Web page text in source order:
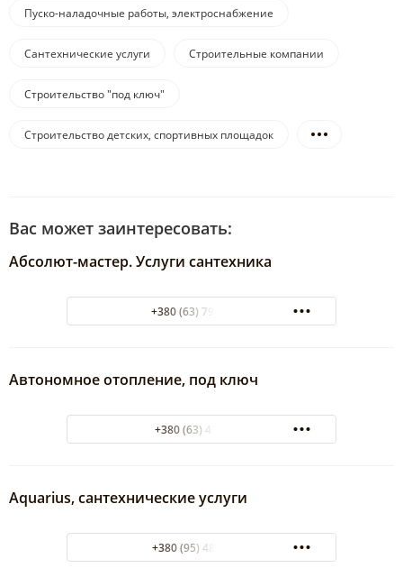
Пуско-наладочные работы, электроснабжение
Сантехнические услуги Строительные компании
Строительство "под ключ"
Строительство детских, спортивных площадок
Вас может заинтересовать:
Абсолют-мастер. Услуги сантехника
+380 (63) 796-03-16
Автономное отопление, под ключ
+380 (63) 4354389
Аquarius, сантехнические услуги
+380 (95) 487 29 29